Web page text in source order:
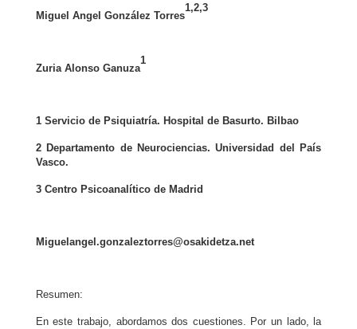
Miguel Angel González Torres
1,2,3
Zuria Alonso Ganuza
1
1 Servicio de Psiquiatría. Hospital de Basurto. Bilbao
2 Departamento de Neurociencias. Universidad del País
Vasco.
3 Centro Psicoanalítico de Madrid
Miguelangel.gonzaleztorres@osakidetza.net
Resumen:
En este trabajo, abordamos dos cuestiones. Por un lado, la